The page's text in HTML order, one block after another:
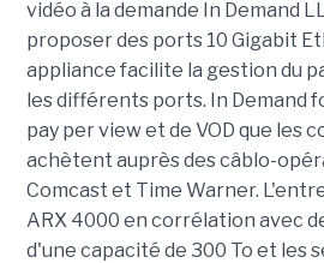
vidéo à la demande In Demand
proposer des ports 10 Gigabit
appliance facilite la gestion du
les différents ports. In Demand
pay per view et de VOD que les
achètent auprès des câblo-
Comcast et Time Warner.
ARX 4000 en corrélation avec
d'une capacité de 300 To et les